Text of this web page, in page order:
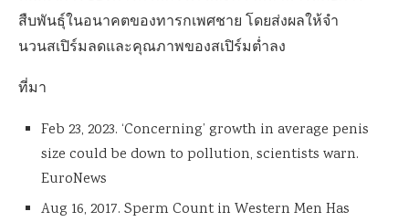
สืบพันธุ์ในอนาคตของทารกเพศชาย โดยส่งผลให้จำ
นวนสเปิร์มลดและคุณภาพของสเปิร์มต่ำลง
ที่มา
Feb 23, 2023. ‘Concerning’ growth in average penis
size could be down to pollution, scientists warn.
EuroNews
Aug 16, 2017. Sperm Count in Western Men Has